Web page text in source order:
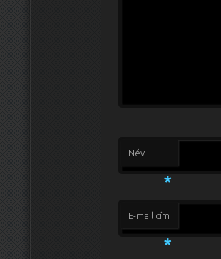
Név
*
E-mail cím
*